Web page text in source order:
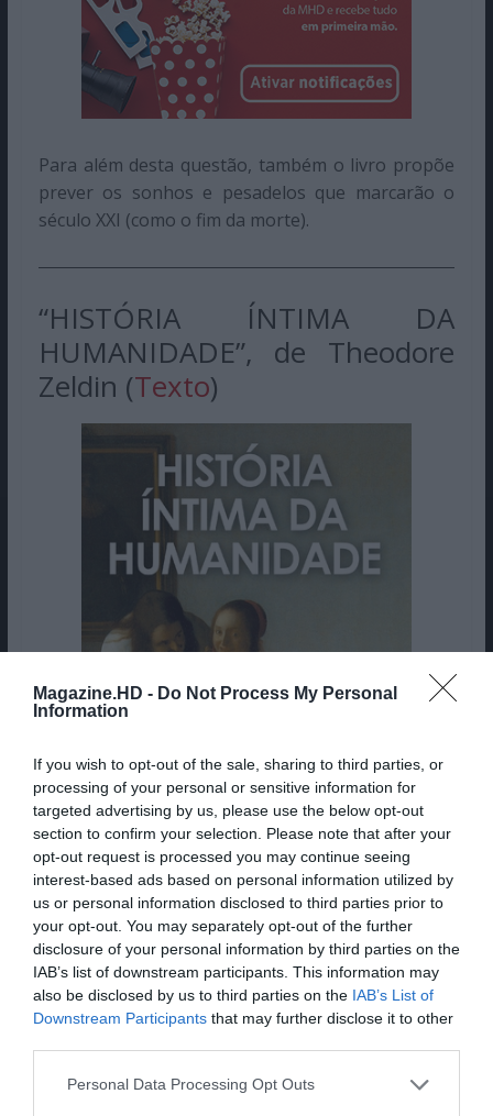
Magazine.HD - Do Not Process My Personal
Information
If you wish to opt-out of the sale, sharing to third parties, or
processing of your personal or sensitive information for
targeted advertising by us, please use the below opt-out
section to confirm your selection. Please note that after your
opt-out request is processed you may continue seeing
interest-based ads based on personal information utilized by
us or personal information disclosed to third parties prior to
your opt-out. You may separately opt-out of the further
disclosure of your personal information by third parties on the
IAB’s list of downstream participants. This information may
also be disclosed by us to third parties on the IAB’s List of
Downstream Participants that may further disclose it to other
Personal Data Processing Opt Outs
Para além desta questão, também o livro propõe
prever os sonhos e pesadelos que marcarão o
século XXI (como o fim da morte).
“HISTÓRIA ÍNTIMA DA
HUMANIDADE”, de Theodore
Zeldin (Texto)
Com esta obra,Theodore Zeldinrevela como as
pessoas do presente e do passado têm muito em
comum: ambas são levadas pelo medo e pela falta
do sentido da vida. O escritor mostra como seguir
das suas próprias memórias e erros. “História